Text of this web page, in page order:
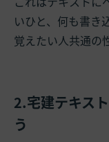
いひと、何も書き
覚えたい人共通の
2.宅建テキス
う